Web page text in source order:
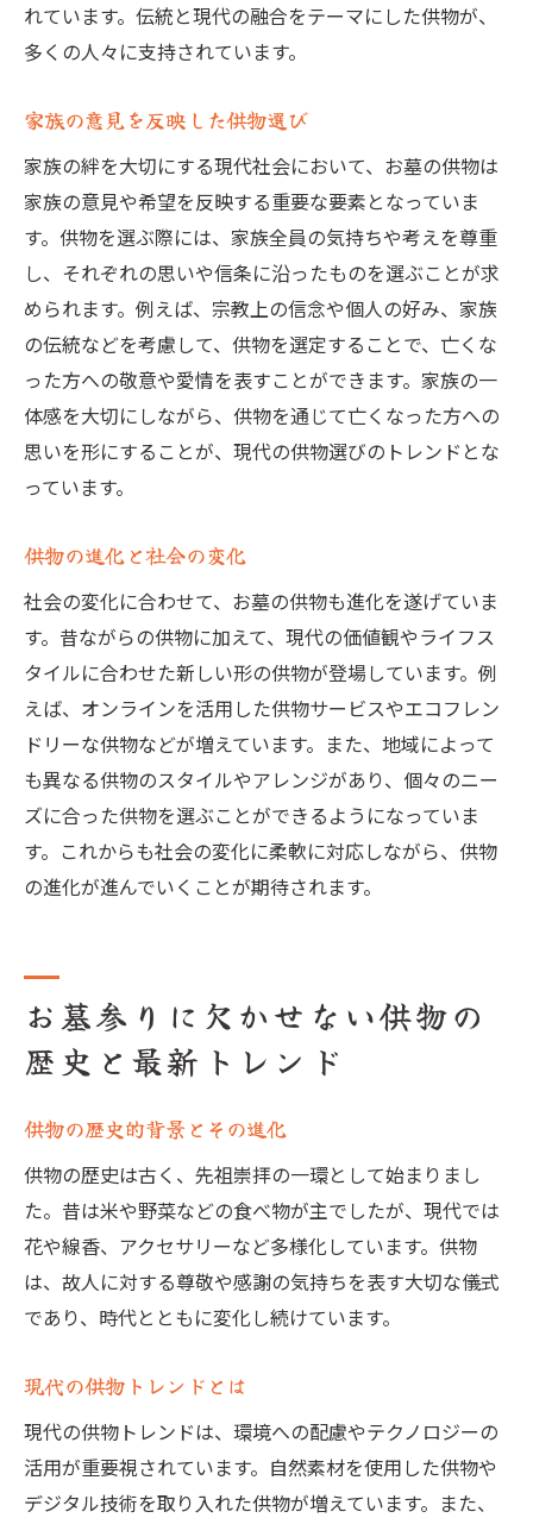
れています。伝統と現代の融合をテーマにした供物が、
多くの人々に支持されています。
家族の意見を反映した供物選び
家族の絆を大切にする現代社会において、お墓の供物は
家族の意見や希望を反映する重要な要素となっていま
す。供物を選ぶ際には、家族全員の気持ちや考えを尊重
し、それぞれの思いや信条に沿ったものを選ぶことが求
められます。例えば、宗教上の信念や個人の好み、家族
の伝統などを考慮して、供物を選定することで、亡くな
った方への敬意や愛情を表すことができます。家族の一
体感を大切にしながら、供物を通じて亡くなった方への
思いを形にすることが、現代の供物選びのトレンドとな
っています。
供物の進化と社会の変化
社会の変化に合わせて、お墓の供物も進化を遂げていま
す。昔ながらの供物に加えて、現代の価値観やライフス
タイルに合わせた新しい形の供物が登場しています。例
えば、オンラインを活用した供物サービスやエコフレン
ドリーな供物などが増えています。また、地域によって
も異なる供物のスタイルやアレンジがあり、個々のニー
ズに合った供物を選ぶことができるようになっていま
す。これからも社会の変化に柔軟に対応しながら、供物
の進化が進んでいくことが期待されます。
お墓参りに欠かせない供物の
歴史と最新トレンド
供物の歴史的背景とその進化
供物の歴史は古く、先祖崇拝の一環として始まりまし
た。昔は米や野菜などの食べ物が主でしたが、現代では
花や線香、アクセサリーなど多様化しています。供物
は、故人に対する尊敬や感謝の気持ちを表す大切な儀式
であり、時代とともに変化し続けています。
現代の供物トレンドとは
現代の供物トレンドは、環境への配慮やテクノロジーの
活用が重要視されています。自然素材を使用した供物や
デジタル技術を取り入れた供物が増えています。また、